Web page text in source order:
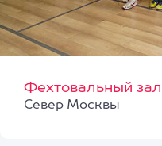
Фехтовальный зал
Север Москвы